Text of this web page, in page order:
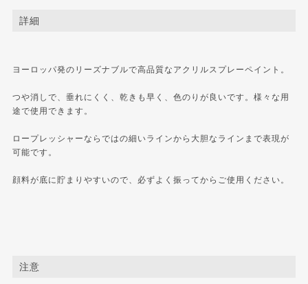
詳細
ヨーロッパ発のリーズナブルで高品質なアクリルスプレーペイント。
つや消しで、垂れにくく、乾きも早く、色のりが良いです。様々な用
途で使用できます。
ロープレッシャーならではの細いラインから大胆なラインまで表現が
可能です。
顔料が底に貯まりやすいので、必ずよく振ってからご使用ください。
注意